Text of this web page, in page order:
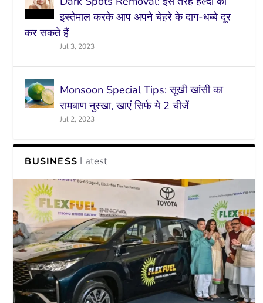
इस्तेमाल करके आप अपने चेहरे के दाग-धब्बे दूर
कर सकते हैं
Jul 3, 2023
Monsoon Special Tips: सूखी खांसी का
रामबाण नुस्खा, खाएं सिर्फ ये 2 चीजें
Jul 2, 2023
BUSINESS Latest